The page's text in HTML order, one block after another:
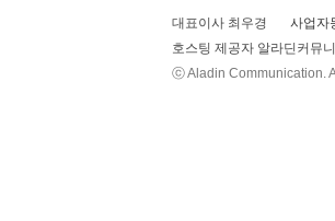
대표이사 최우경 사업자
호스팅 제공자 알라딘커뮤
ⓒ Aladin Communication.